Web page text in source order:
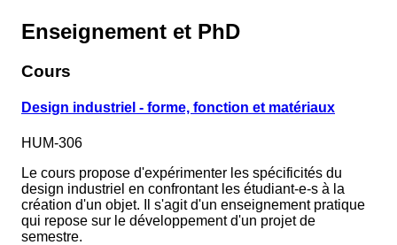
Enseignement et PhD
Cours
Design industriel - forme, fonction et matériaux
HUM-306
Le cours propose d'expérimenter les spécificités du
design industriel en confrontant les étudiant-e-s à la
création d'un objet. Il s'agit d'un enseignement pratique
qui repose sur le développement d'un projet de
semestre.